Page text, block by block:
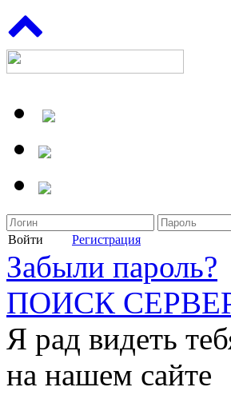
Войти Регистрация
Забыли пароль?
ПОИСК
Я рад видеть
на нашем сайте